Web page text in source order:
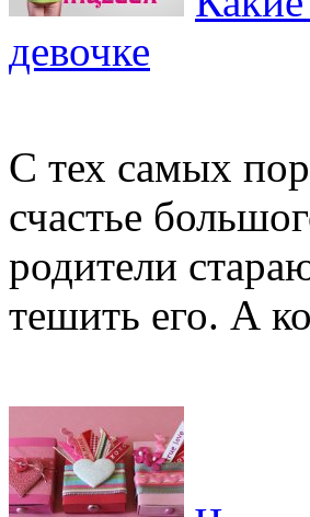
девочке
С тех самых
счастье
родители
тешить его. А